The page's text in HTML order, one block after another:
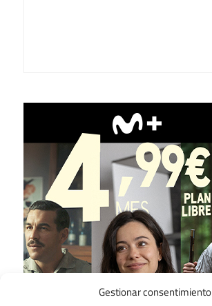
Gestionar consentimiento